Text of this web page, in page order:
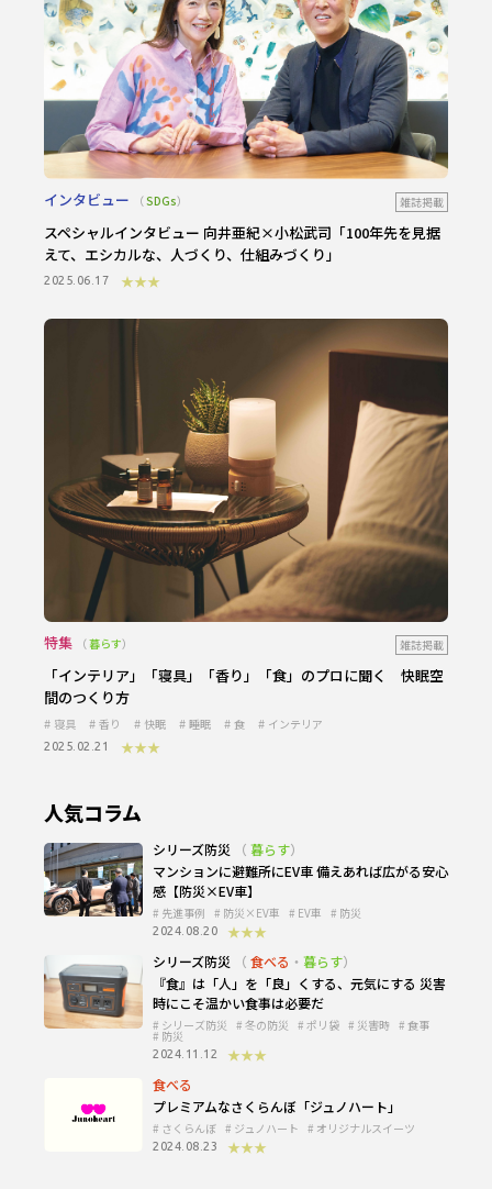
インタビュー SDGs 雑誌掲載
スペシャルインタビュー 向井亜紀×小松武司 「100年先を見据
えて、エシカルな、人づくり、仕組みづくり」
2025.06.17 ★★★
特集 暮らす 雑誌掲載
「インテリア」「寝具」「香り」「食」のプロに聞く 快眠空
間のつくり方
寝具 香り 快眠 睡眠 食 インテリア
2025.02.21 ★★★
人気コラム
シリーズ防災
暮らす
マンションに避難所にEV車 備えあれば広がる安心
感【防災×EV車】
先進事例 防災×EV車 EV車 防災
2024.08.20
★★★
シリーズ防災
食べる ・ 暮らす
『食』は「人」を「良」くする、元気にする 災害
時にこそ温かい食事は必要だ
シリーズ防災 冬の防災 ポリ袋 災害時 食事
防災
2024.11.12
★★★
食べる
プレミアムなさくらんぼ「ジュノハート」
さくらんぼ ジュノハート オリジナルスイーツ
2024.08.23 ★★★